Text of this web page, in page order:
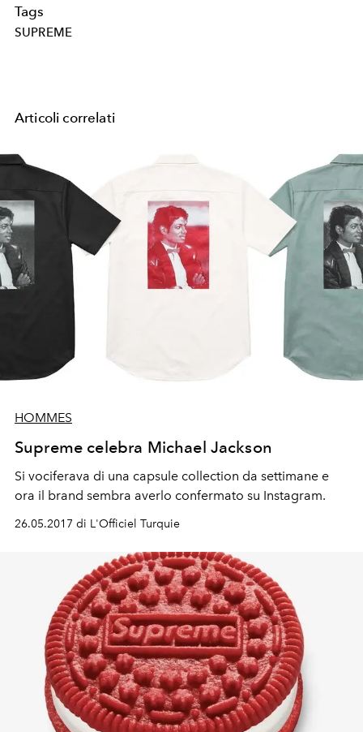
Tags
SUPREME
Articoli correlati
HOMMES
Supreme celebra Michael Jackson
Si vociferava di una capsule collection da settimane e
ora il brand sembra averlo confermato su Instagram.
26.05.2017 di L'Officiel Turquie